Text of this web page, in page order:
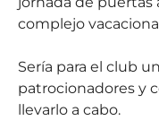
complejo
Sería para el club
patrocionadores y
llevarlo a cabo.